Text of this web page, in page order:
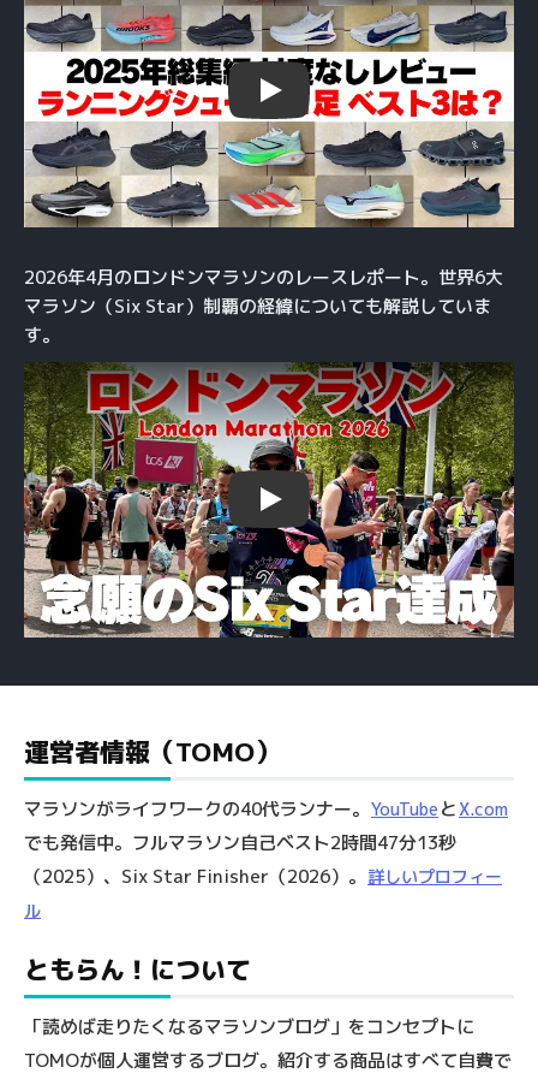
Play
2026年4月のロンドンマラソンのレースレポート。世界6大
マラソン（Six Star）制覇の経緯についても解説していま
す。
Play
運営者情報（TOMO）
マラソンがライフワークの40代ランナー。 YouTube とX.com
でも発信中。フルマラソン自己ベスト2時間47分13秒
（2025）、Six Star Finisher（2026）。 詳しいプロフィー
ル
ともらん！について
「読めば走りたくなるマラソンブログ」をコンセプトに
TOMOが個人運営するブログ。紹介する商品はすべて自費で